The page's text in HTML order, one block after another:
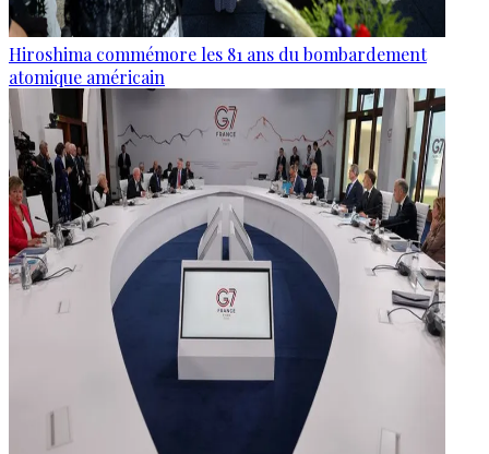
Hiroshima commémore les 81 ans du bombardement
atomique américain